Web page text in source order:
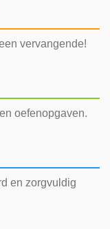
vervangende!
oefenopgaven.
en zorgvuldig